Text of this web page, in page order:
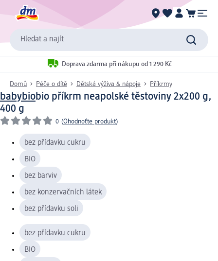
Hledat a najít
Doprava zdarma při nákupu od 1 290 Kč
Domů Péče o dítě Dětská výživa & nápoje Příkrmy
babybiobio příkrm neapolské těstoviny 2x200 g,
400 g
0 (Ohodnoťte produkt)
bez přídavku cukru
BIO
bez barviv
bez konzervačních látek
bez přídavku soli
bez přídavku cukru
BIO